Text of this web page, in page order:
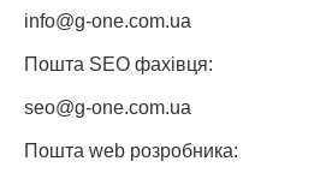
info@g-one.com.ua
Пошта SEO фахівця:
seo@g-one.com.ua
Пошта web розробника: